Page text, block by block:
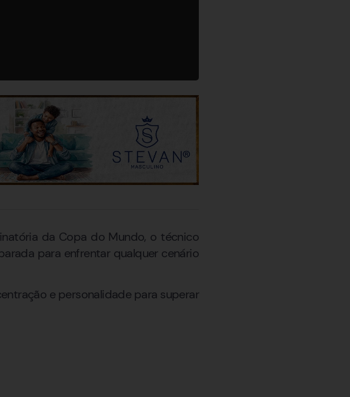
da Copa do Mundo, o técnico
para enfrentar qualquer cenário
e personalidade para superar